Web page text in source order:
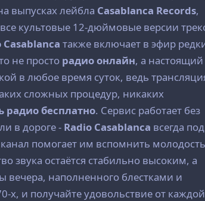
выпусках лейбла Casablanca Records,
культовые 12-дюймовые версии
Casablanca также включает в эфир
не просто радио онлайн, а настоящий
в любое время суток, ведь
сложных процедур, никаких
радио бесплатно. Сервис работает без
в дороге - Radio Casablanca всегда под
помогает им вспомнить
звука остаётся стабильно высоким, а
вечера, наполненного блестками и
х, и получайте удовольствие от каждой